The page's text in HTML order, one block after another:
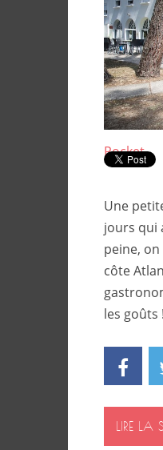
Pocket
Une
jours qui
peine,
côte
les
LIRE LA